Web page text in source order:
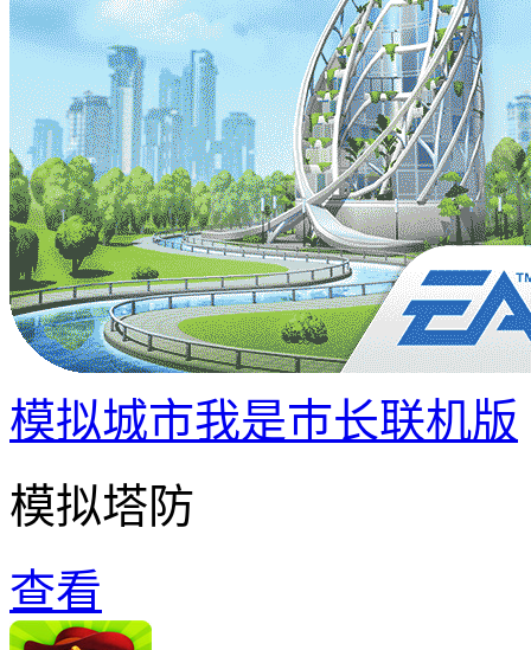
模拟城市我是巿长联机版
模拟塔防
查看